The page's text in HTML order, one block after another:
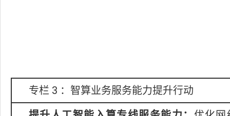
专栏 3 ：智算业务服务能力提升行动